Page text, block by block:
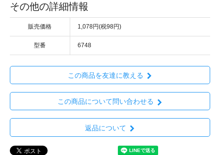
その他の詳細情報
販売価格 1,078円(税98円)
型番 6748
この商品を友達に教える
この商品について問い合わせる
返品について